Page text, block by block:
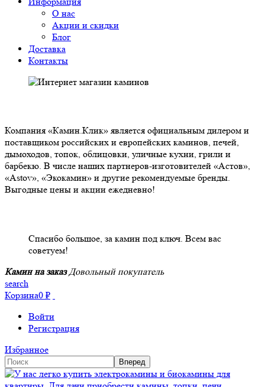
О нас
Акции и скидки
Блог
Доставка
Контакты
Компания «Камин.Клик» является официальным дилером и
поставщиком российских и европейских каминов, печей,
дымоходов, топок, облицовки, уличные кухни, грили и
барбекю. В числе наших партнеров-изготовителей «Астов»,
«Astov», «Экокамин» и другие рекомендуемые бренды.
Выгодные цены и акции ежедневно!
Спасибо большое, за камин под ключ. Всем вас
советуем!
Камин на заказ Довольный покупатель
search
Корзина0 ₽
Войти
Регистрация
Избранное